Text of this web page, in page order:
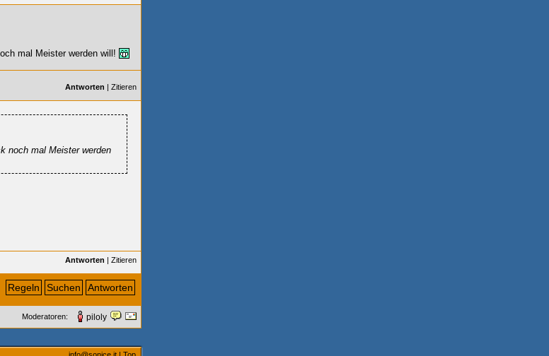
mal Meister werden will!
Antworten | Zitieren
noch mal Meister werden
Antworten | Zitieren
Regeln Suchen Antworten
Moderatoren: piloly